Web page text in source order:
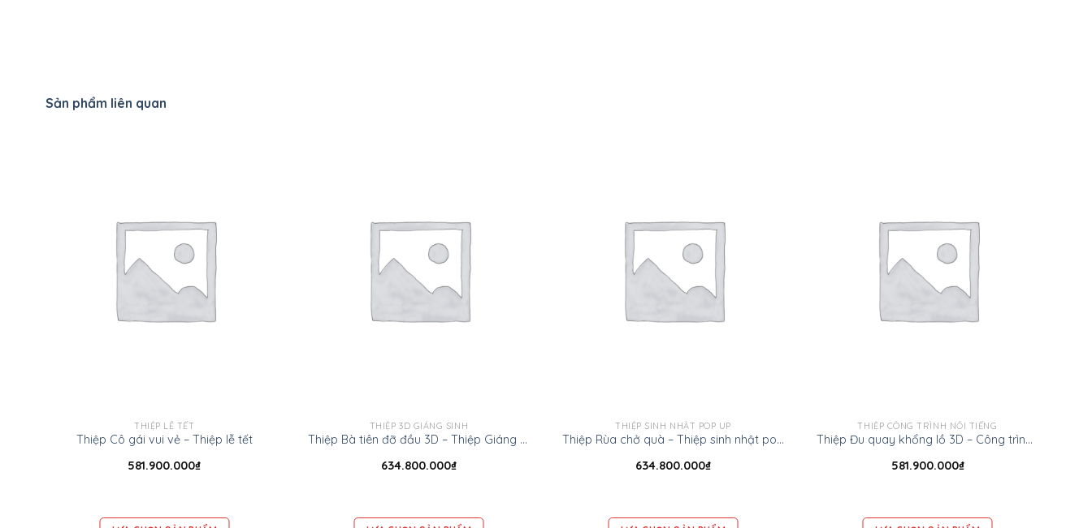
Sản phẩm liên quan
THIỆP LỄ TẾT
Thiệp Cô gái vui vẻ – Thiệp lễ tết
581.900.000₫
THIỆP 3D GIÁNG SINH
Thiệp Bà tiên đỡ đầu 3D – Thiệp Giáng sinh 3D
634.800.000₫
THIỆP SINH NHẬT POP UP
Thiệp Rùa chở quà – Thiệp sinh nhật pop up
634.800.000₫
THIỆP CÔNG TRÌNH NỔI TIẾNG
Thiệp Đu quay khổng lồ 3D – Công trình nổi tiếng
581.900.000₫